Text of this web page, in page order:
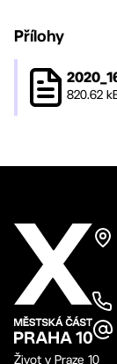
Přílohy
820.62
Život v Praze 10